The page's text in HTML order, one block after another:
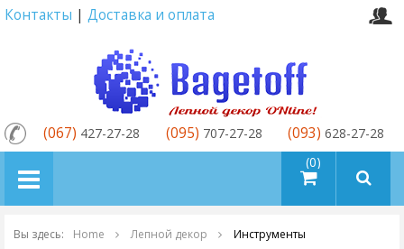
Контакты | Доставка и оплата
товаров (0)
(067) 427-27-28 (095) 707-27-28 (093) 628-27-28
Вы здесь: Home Лепной декор Инструменты